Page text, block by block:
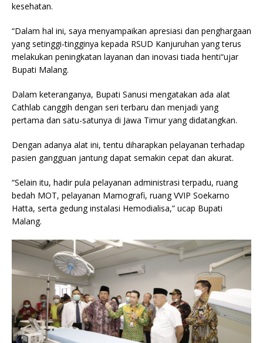
kesehatan.
“Dalam hal ini, saya menyampaikan apresiasi dan penghargaan
yang setinggi-tingginya kepada RSUD Kanjuruhan yang terus
melakukan peningkatan layanan dan inovasi tiada henti“ujar
Bupati Malang.
Dalam keteranganya, Bupati Sanusi mengatakan ada alat
Cathlab canggih dengan seri terbaru dan menjadi yang
pertama dan satu-satunya di Jawa Timur yang didatangkan.
Dengan adanya alat ini, tentu diharapkan pelayanan terhadap
pasien gangguan jantung dapat semakin cepat dan akurat.
“Selain itu, hadir pula pelayanan administrasi terpadu, ruang
bedah MOT, pelayanan Mamografi, ruang VVIP Soekarno
Hatta, serta gedung instalasi Hemodialisa,” ucap Bupati
Malang.